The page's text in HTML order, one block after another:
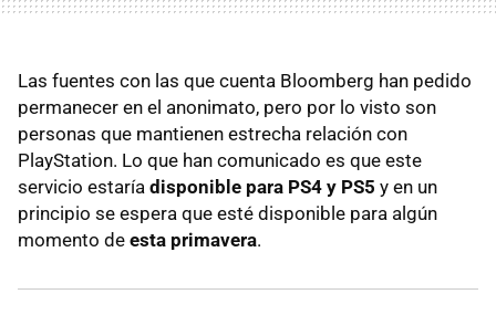
Las fuentes con las que cuenta Bloomberg han pedido
permanecer en el anonimato, pero por lo visto son
personas que mantienen estrecha relación con
PlayStation. Lo que han comunicado es que este
servicio estaría disponible para PS4 y PS5 y en un
principio se espera que esté disponible para algún
momento de esta primavera.